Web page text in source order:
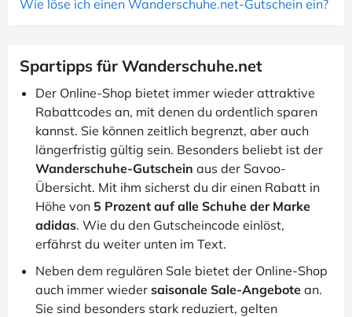
Wie löse ich einen Wanderschuhe.net-Gutschein ein?
Spartipps für Wanderschuhe.net
Der Online-Shop bietet immer wieder attraktive
Rabattcodes an, mit denen du ordentlich sparen
kannst. Sie können zeitlich begrenzt, aber auch
längerfristig gültig sein. Besonders beliebt ist der
Wanderschuhe-Gutschein aus der Savoo-
Übersicht. Mit ihm sicherst du dir einen Rabatt in
Höhe von 5 Prozent auf alle Schuhe der Marke
adidas. Wie du den Gutscheincode einlöst,
erfährst du weiter unten im Text.
Neben dem regulären Sale bietet der Online-Shop
auch immer wieder saisonale Sale-Angebote an.
Sie sind besonders stark reduziert, gelten